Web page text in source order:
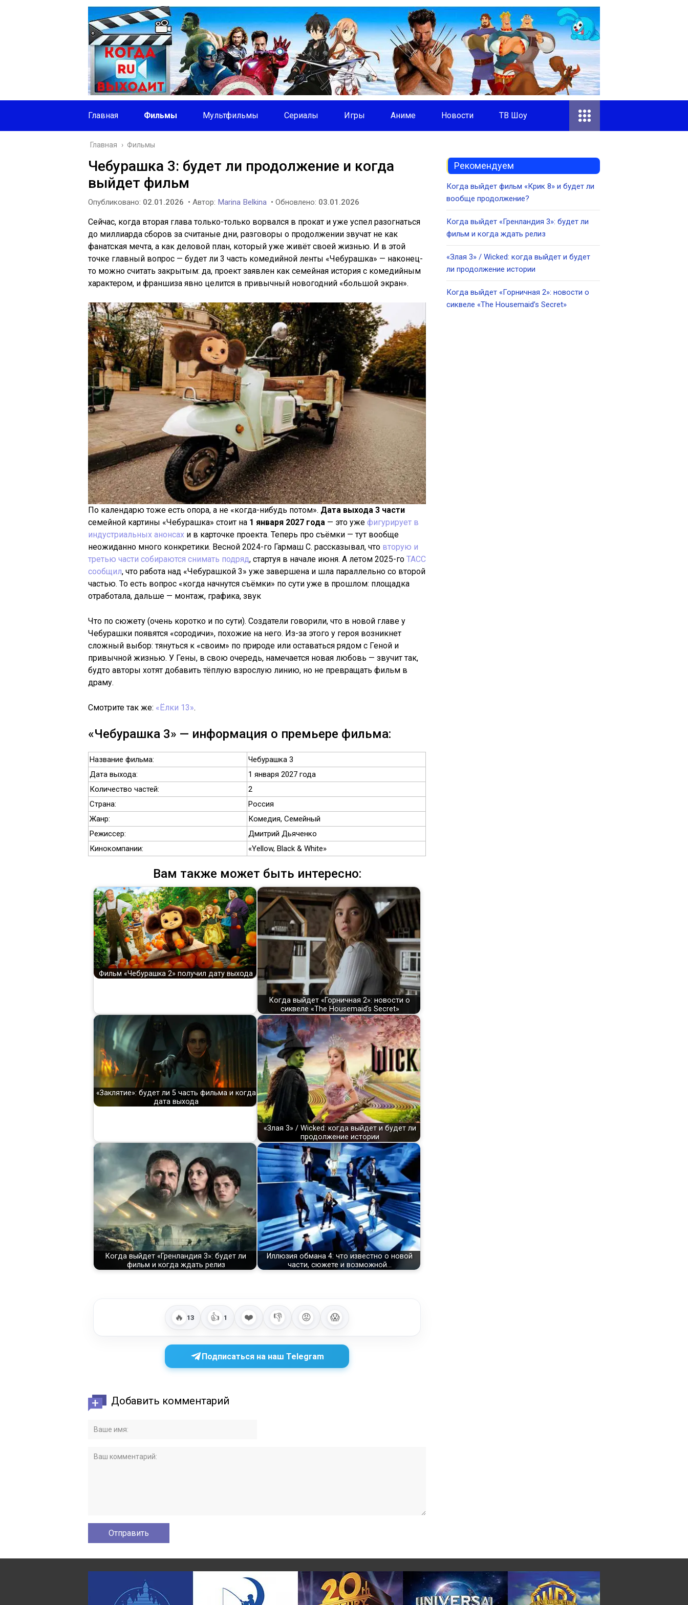
Главная Фильмы Мультфильмы Сериалы Игры Аниме Новости ТВ Шоу
Главная › Фильмы
Чебурашка 3: будет ли продолжение и когда
выйдет фильм
Опубликовано: 02.01.2026 • Автор: Marina Belkina • Обновлено: 03.01.2026
Сейчас, когда вторая глава только-только ворвался в прокат и уже успел разогнаться
до миллиарда сборов за считаные дни, разговоры о продолжении звучат не как
фанатская мечта, а как деловой план, который уже живёт своей жизнью. И в этой
точке главный вопрос — будет ли 3 часть комедийной ленты «Чебурашка» — наконец-
то можно считать закрытым: да, проект заявлен как семейная история с комедийным
характером, и франшиза явно целится в привычный новогодний «большой экран».
По календарю тоже есть опора, а не «когда-нибудь потом». Дата выхода 3 части
семейной картины «Чебурашка» стоит на 1 января 2027 года — это уже фигурирует в
индустриальных анонсах и в карточке проекта. Теперь про съёмки — тут вообще
неожиданно много конкретики. Весной 2024-го Гармаш С. рассказывал, что вторую и
третью части собираются снимать подряд, стартуя в начале июня. А летом 2025-го ТАСС
сообщил, что работа над «Чебурашкой 3» уже завершена и шла параллельно со второй
частью. То есть вопрос «когда начнутся съёмки» по сути уже в прошлом: площадка
отработала, дальше — монтаж, графика, звук
Что по сюжету (очень коротко и по сути). Создатели говорили, что в новой главе у
Чебурашки появятся «сородичи», похожие на него. Из-за этого у героя возникнет
сложный выбор: тянуться к «своим» по природе или оставаться рядом с Геной и
привычной жизнью. У Гены, в свою очередь, намечается новая любовь — звучит так,
будто авторы хотят добавить тёплую взрослую линию, но не превращать фильм в
драму.
Смотрите так же: «Ёлки 13».
«Чебурашка 3» — информация о премьере фильма:
Название фильма:
Чебурашка 3
Дата выхода:
1 января 2027 года
Количество частей:
2
Страна:
Россия
Жанр:
Комедия, Семейный
Режиссер:
Дмитрий Дьяченко
Кинокомпании:
«Yellow, Black & White»
Вам также может быть интересно:
Фильм «Чебурашка 2» получил дату выхода
Когда выйдет «Горничная 2»: новости о
сиквеле «The Housemaid’s Secret»
«Заклятие»: будет ли 5 часть фильма и когда
дата выхода
«Злая 3» / Wicked: когда выйдет и будет ли
продолжение истории
Когда выйдет «Гренландия 3»: будет ли
фильм и когда ждать релиз
Иллюзия обмана 4: что известно о новой
части, сюжете и возможной…
🔥 13 👍 1 ❤️ 👎 😡 😱
Подписаться на наш Telegram
Добавить комментарий
Рекомендуем
Когда выйдет фильм «Крик 8» и будет ли
вообще продолжение?
Когда выйдет «Гренландия 3»: будет ли
фильм и когда ждать релиз
«Злая 3» / Wicked: когда выйдет и будет
ли продолжение истории
Когда выйдет «Горничная 2»: новости о
сиквеле «The Housemaid’s Secret»